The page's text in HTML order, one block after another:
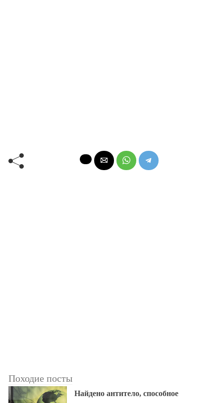
Походие посты
Найдено антитело, способное